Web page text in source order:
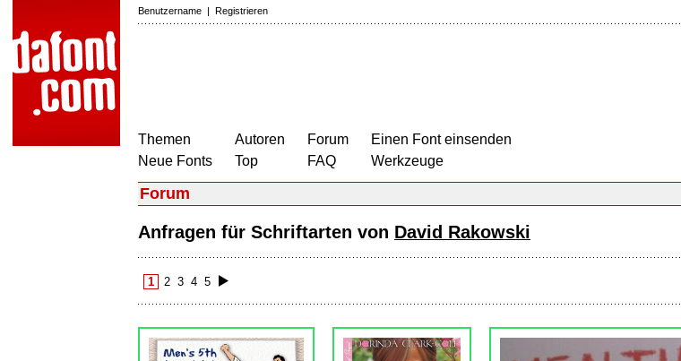
Benutzername | Registrieren
Themen
Neue Fonts
Autoren
Top
Forum
FAQ
Einen Font einsenden
Werkzeuge
Forum
Anfragen für Schriftarten von David Rakowski
1 2 3 4 5